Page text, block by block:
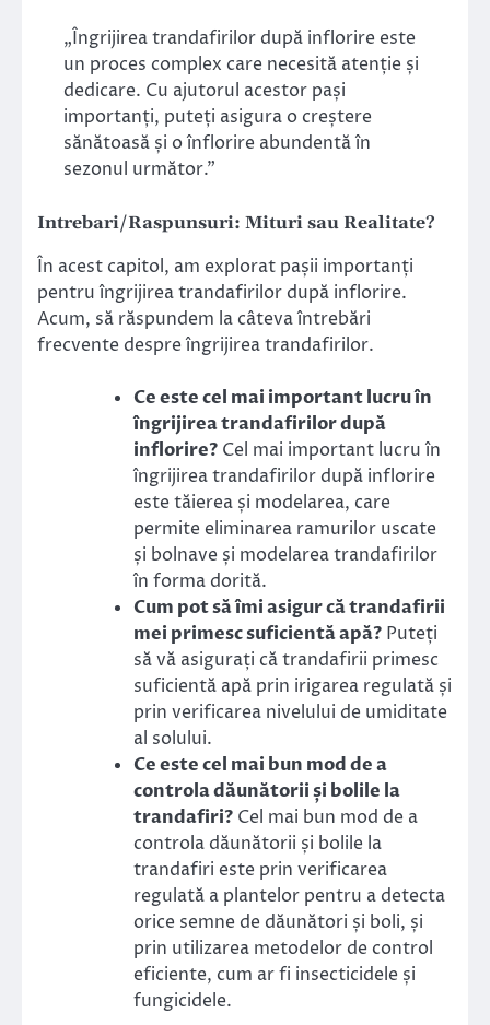
„Îngrijirea trandafirilor după inflorire este
un proces complex care necesită atenție și
dedicare. Cu ajutorul acestor pași
importanți, puteți asigura o creștere
sănătoasă și o înflorire abundentă în
sezonul următor.”
Intrebari/Raspunsuri: Mituri sau Realitate?
În acest capitol, am explorat pașii importanți
pentru îngrijirea trandafirilor după inflorire.
Acum, să răspundem la câteva întrebări
frecvente despre îngrijirea trandafirilor.
Ce este cel mai important lucru în
îngrijirea trandafirilor după
inflorire? Cel mai important lucru în
îngrijirea trandafirilor după inflorire
este tăierea și modelarea, care
permite eliminarea ramurilor uscate
și bolnave și modelarea trandafirilor
în forma dorită.
Cum pot să îmi asigur că trandafirii
mei primesc suficientă apă? Puteți
să vă asigurați că trandafirii primesc
suficientă apă prin irigarea regulată și
prin verificarea nivelului de umiditate
al solului.
Ce este cel mai bun mod de a
controla dăunătorii și bolile la
trandafiri? Cel mai bun mod de a
controla dăunătorii și bolile la
trandafiri este prin verificarea
regulată a plantelor pentru a detecta
orice semne de dăunători și boli, și
prin utilizarea metodelor de control
eficiente, cum ar fi insecticidele și
fungicidele.